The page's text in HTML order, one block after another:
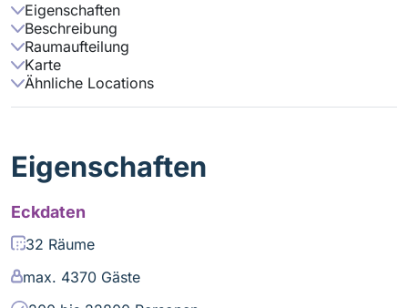
Eigenschaften
Beschreibung
Raumaufteilung
Karte
Ähnliche Locations
Eigenschaften
Eckdaten
32 Räume
max. 4370 Gäste